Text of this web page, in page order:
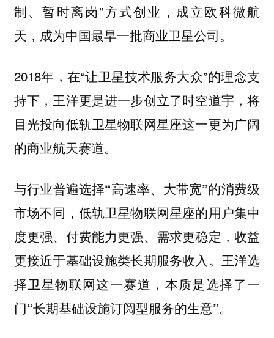
制、暂时离岗”方式创业，成立欧科微航
天，成为中国最早一批商业卫星公司。
2018年，在“让卫星技术服务大众”的理念支
持下，王洋更是进一步创立了时空道宇，将
目光投向低轨卫星物联网星座这一更为广阔
的商业航天赛道。
与行业普遍选择“高速率、大带宽”的消费级
市场不同，低轨卫星物联网星座的用户集中
度更强、付费能力更强、需求更稳定，收益
更接近于基础设施类长期服务收入。王洋选
择卫星物联网这一赛道，本质是选择了一
门“长期基础设施订阅型服务的生意”。